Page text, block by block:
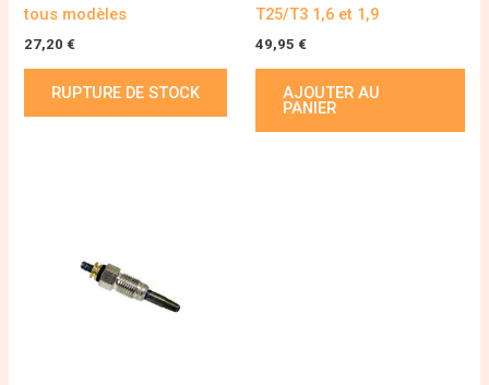
tous modèles
27,20 €
RUPTURE DE STOCK
T25/T3 1,6 et 1,9
49,95 €
AJOUTER AU
PANIER